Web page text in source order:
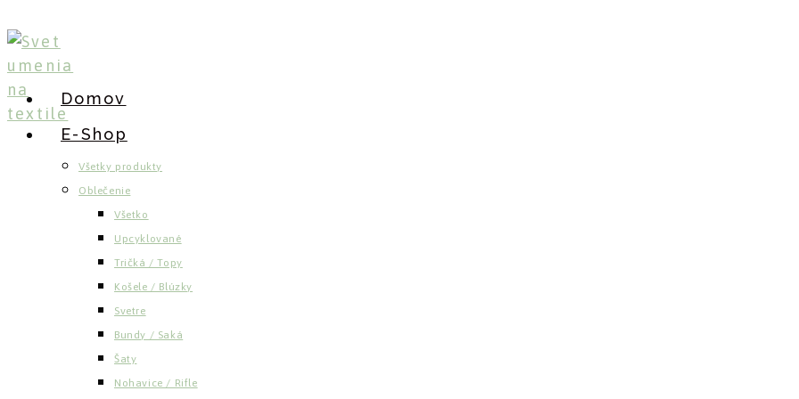
to
content
Domov
E-Shop
Všetky produkty
Oblečenie
Všetko
Upcyklované
Tričká / Topy
Košele / Blúzky
Svetre
Bundy / Saká
Šaty
Nohavice / Rifle